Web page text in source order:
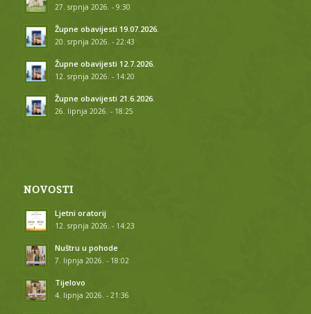
27. srpnja 2026. - 9:30
Župne obavijesti 19.07.2026.
20. srpnja 2026. - 22:43
Župne obavijesti 12.7.2026.
12. srpnja 2026. - 14:20
Župne obavijesti 21.6.2026.
26. lipnja 2026. - 18:25
NOVOSTI
Ljetni oratorij
12. srpnja 2026. - 14:23
Nuštru u pohode
7. lipnja 2026. - 18:02
Tijelovo
4. lipnja 2026. - 21:36